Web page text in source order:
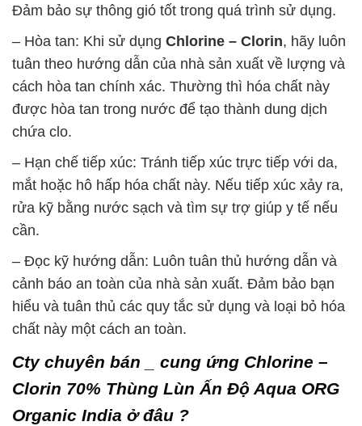
Đảm bảo sự thông gió tốt trong quá trình sử dụng.
– Hòa tan: Khi sử dụng Chlorine – Clorin, hãy luôn
tuân theo hướng dẫn của nhà sản xuất về lượng và
cách hòa tan chính xác. Thường thì hóa chất này
được hòa tan trong nước để tạo thành dung dịch
chứa clo.
– Hạn chế tiếp xúc: Tránh tiếp xúc trực tiếp với da,
mắt hoặc hô hấp hóa chất này. Nếu tiếp xúc xảy ra,
rửa kỹ bằng nước sạch và tìm sự trợ giúp y tế nếu
cần.
– Đọc kỹ hướng dẫn: Luôn tuân thủ hướng dẫn và
cảnh báo an toàn của nhà sản xuất. Đảm bảo bạn
hiểu và tuân thủ các quy tắc sử dụng và loại bỏ hóa
chất này một cách an toàn.
Cty chuyên bán _ cung ứng Chlorine –
Clorin 70% Thùng Lùn Ấn Độ Aqua ORG
Organic India ở đâu ?